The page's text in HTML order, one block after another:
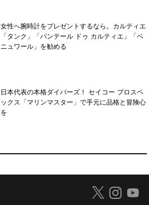
女性へ腕時計をプレゼントするなら。カルティエ
「タンク」「パンテール ドゥ カルティエ」「ベ
ニュワール」を勧める
日本代表の本格ダイバーズ！ セイコー プロスペ
ックス「マリンマスター」で手元に品格と冒険心
を